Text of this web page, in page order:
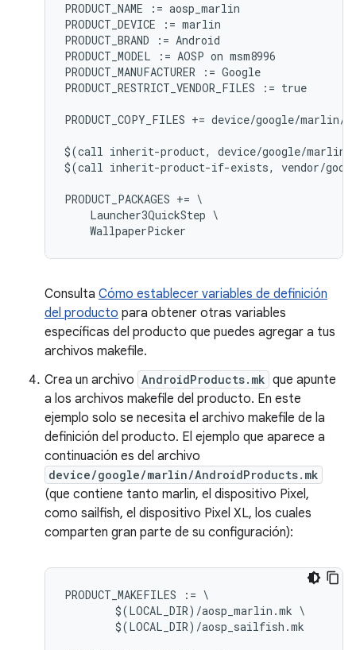
PRODUCT_NAME := aosp_marlin
PRODUCT_DEVICE := marlin
PRODUCT_BRAND := Android
PRODUCT_MODEL := AOSP on msm8996
PRODUCT_MANUFACTURER := Google
PRODUCT_RESTRICT_VENDOR_FILES := true
PRODUCT_COPY_FILES += device/google/marlin/
$(call inherit-product, device/google/marlin/
$(call inherit-product-if-exists, vendor/
PRODUCT_PACKAGES += \
    Launcher3QuickStep \
Consulta Cómo establecer variables de definición
del producto para obtener otras variables
específicas del producto que puedes agregar a tus
archivos makefile.
Crea un archivo AndroidProducts.mk que apunte
a los archivos makefile del producto. En este
ejemplo solo se necesita el archivo makefile de la
definición del producto. El ejemplo que aparece a
continuación es del archivo
device/google/marlin/AndroidProducts.mk
(que contiene tanto marlin, el dispositivo Pixel,
como sailfish, el dispositivo Pixel XL, los cuales
comparten gran parte de su configuración):
PRODUCT_MAKEFILES := \